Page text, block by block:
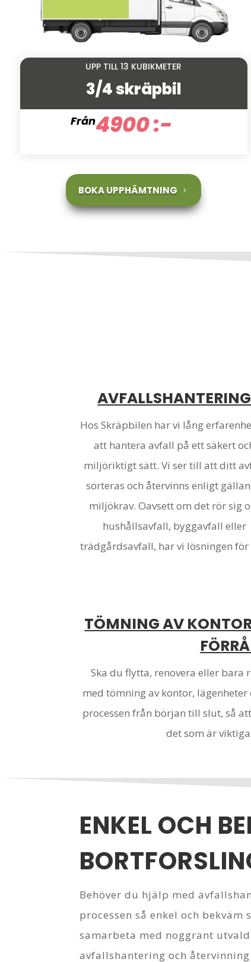
UPP TILL 13 KUBIKMETER
3/4 skräpbil
Från4900 :-
BOKA UPPHÄMTNING
AVFALLSHANTERING
Hos Skräpbilen har vi lång
att hantera avfall på ett säkert
miljöriktigt sätt. Vi ser till att ditt
sorteras och återvinns enligt
miljökrav. Oavsett om det rör sig
hushållsavfall, byggavfall eller
trädgårdsavfall, har vi lösningen för
TÖMNING AV
Ska du flytta, renovera eller bara
med tömning av kontor,
processen från början till slut, så
det som är
ENKEL OCH
Behöver du hjälp med
processen så enkel och
samarbeta med noggrant
avfallshantering och